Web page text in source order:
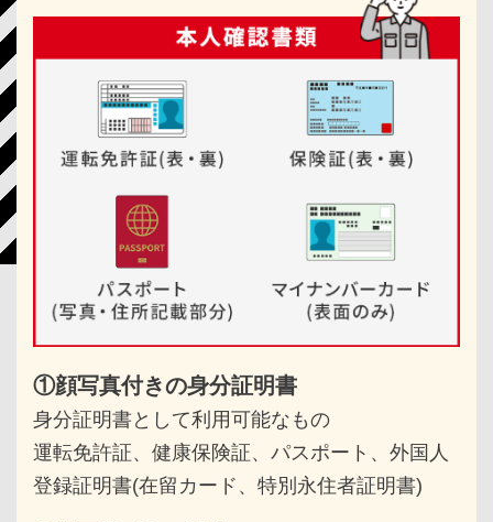
①顔写真付きの身分証明書
身分証明書として利用可能なもの
運転免許証、健康保険証、パスポート、 外国人
登録証明書(在留カード、特別永住者証明書)